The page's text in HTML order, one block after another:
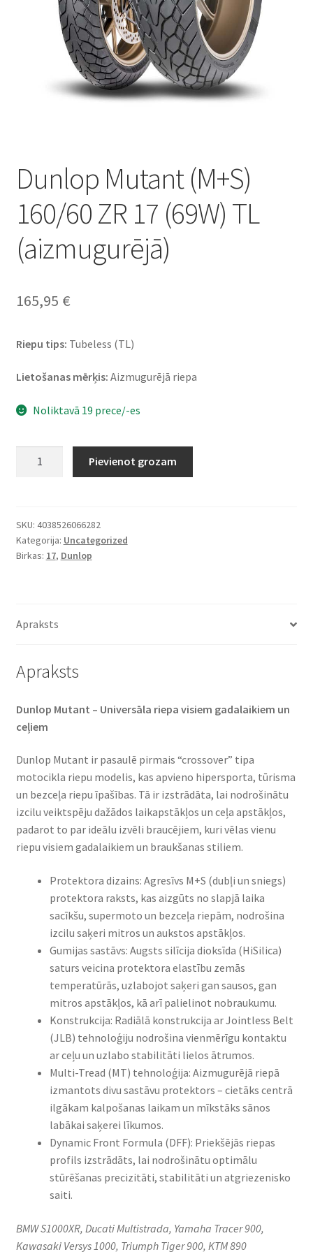
Dunlop Mutant (M+S)
160/60 ZR 17 (69W) TL
(aizmugurējā)
165,95 €
Riepu tips: Tubeless (TL)
Lietošanas mērķis: Aizmugurējā riepa
Noliktavā 19 prece/-es
ZR
17
(69W)
Pievienot grozam
SKU: 4038526066282
Kategorija: Uncategorized
Birkas: 17, Dunlop
Apraksts
Apraksts
Dunlop Mutant – Universāla riepa visiem gadalaikiem un
ceļiem
Dunlop Mutant ir pasaulē pirmais “crossover” tipa
motocikla riepu modelis, kas apvieno hipersporta, tūrisma
un bezceļa riepu īpašības. Tā ir izstrādāta, lai nodrošinātu
izcilu veiktspēju dažādos laikapstākļos un ceļa apstākļos,
padarot to par ideālu izvēli braucējiem, kuri vēlas vienu
riepu visiem gadalaikiem un braukšanas stiliem.
Protektora dizains: Agresīvs M+S (dubļi un sniegs)
protektora raksts, kas aizgūts no slapjā laika
sacīkšu, supermoto un bezceļa riepām, nodrošina
izcilu saķeri mitros un aukstos apstākļos.
Gumijas sastāvs: Augsts silīcija dioksīda (HiSilica)
saturs veicina protektora elastību zemās
temperatūrās, uzlabojot saķeri gan sausos, gan
mitros apstākļos, kā arī palielinot nobraukumu.
Konstrukcija: Radiālā konstrukcija ar Jointless Belt
(JLB) tehnoloģiju nodrošina vienmērīgu kontaktu
ar ceļu un uzlabo stabilitāti lielos ātrumos.
Multi-Tread (MT) tehnoloģija: Aizmugurējā riepā
izmantots divu sastāvu protektors – cietāks centrā
ilgākam kalpošanas laikam un mīkstāks sānos
labākai saķerei līkumos.
Dynamic Front Formula (DFF): Priekšējās riepas
profils izstrādāts, lai nodrošinātu optimālu
stūrēšanas precizitāti, stabilitāti un atgriezenisko
saiti.
BMW S1000XR, Ducati Multistrada, Yamaha Tracer 900,
Kawasaki Versys 1000, Triumph Tiger 900, KTM 890